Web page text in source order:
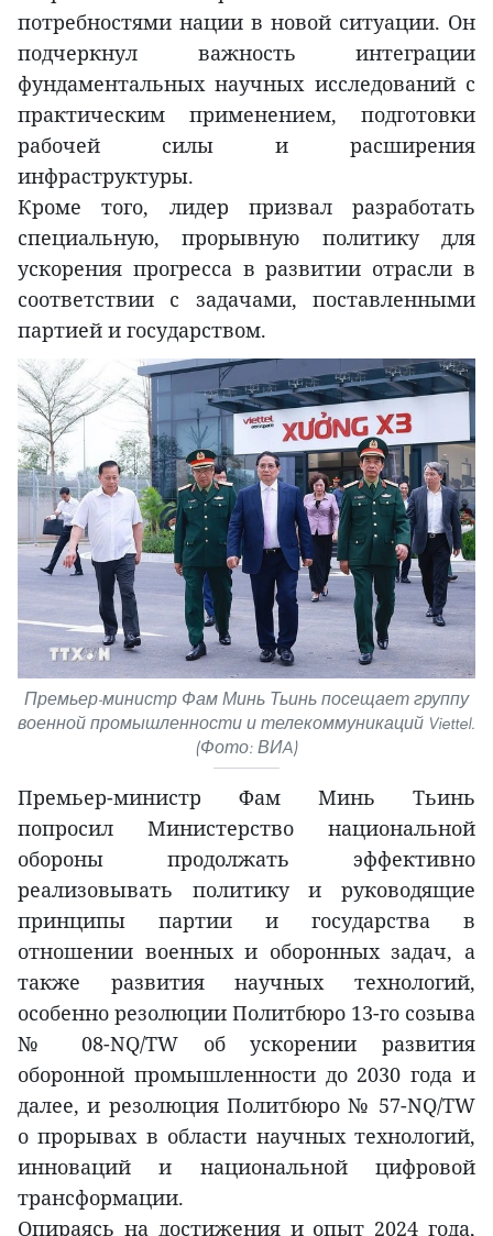
потребностями нации в новой ситуации. Он
подчеркнул важность интеграции
фундаментальных научных исследований с
практическим применением, подготовки
рабочей силы и расширения
инфраструктуры.
Кроме того, лидер призвал разработать
специальную, прорывную политику для
ускорения прогресса в развитии отрасли в
соответствии с задачами, поставленными
партией и государством.
Премьер-министр Фам Минь Тьинь посещает группу
военной промышленности и телекоммуникаций Viettel.
(Фото: ВИA)
Премьер-министр Фам Минь Тьинь
попросил Министерство национальной
обороны продолжать эффективно
реализовывать политику и руководящие
принципы партии и государства в
отношении военных и оборонных задач, а
также развития научных технологий,
особенно резолюции Политбюро 13-го созыва
№ 08-NQ/TW об ускорении развития
оборонной промышленности до 2030 года и
далее, и резолюция Политбюро № 57-NQ/TW
о прорывах в области научных технологий,
инноваций и национальной цифровой
трансформации.
Опираясь на достижения и опыт 2024 года,